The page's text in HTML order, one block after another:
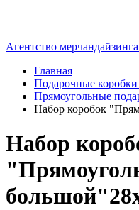
Агентство
Главная
Подарочные
Прямоугольные
Набор коробок
Набор